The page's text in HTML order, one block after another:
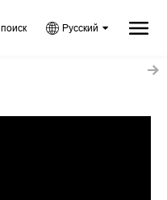
поиск Русский